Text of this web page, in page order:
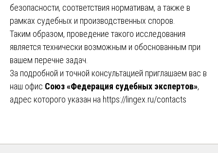
безопасности, соответствия нормативам, а также в
рамках судебных и производственных споров.
Таким образом, проведение такого исследования
является технически возможным и обоснованным при
вашем перечне задач.
За подробной и точной консультацией приглашаем вас в
наш офис Союз «Федерация судебных экспертов»,
адрес которого указан на https://lingex.ru/contacts